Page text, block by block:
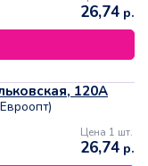
26,74 р.
120А
Цена 1 шт.
26,74 р.